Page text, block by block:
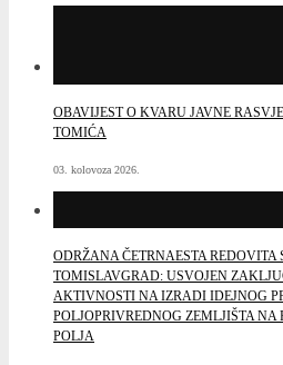
OBAVIJEST O KVARU JAVNE
TOMIĆA
03. kolovoza 2026.
ODRŽANA ČETRNAESTA
TOMISLAVGRAD: USVOJEN
AKTIVNOSTI NA IZRADI IDEJNOG
POLJOPRIVREDNOG ZEMLJIŠTA
POLJA